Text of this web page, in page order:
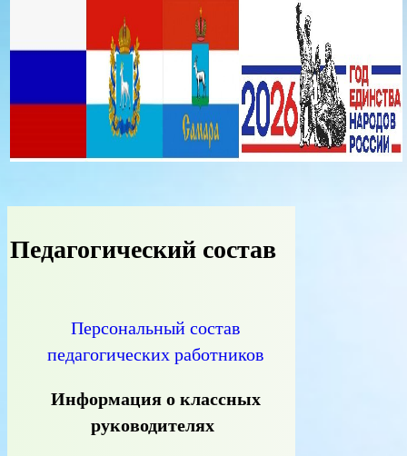
Педагогический состав
Персональный состав
педагогических работников
Информация о классных
руководителях